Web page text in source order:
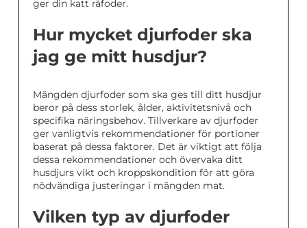
ger din katt råfoder.
Hur mycket djurfoder ska
jag ge mitt husdjur?
Mängden djurfoder som ska ges till ditt husdjur
beror på dess storlek, ålder, aktivitetsnivå och
specifika näringsbehov. Tillverkare av djurfoder
ger vanligtvis rekommendationer för portioner
baserat på dessa faktorer. Det är viktigt att följa
dessa rekommendationer och övervaka ditt
husdjurs vikt och kroppskondition för att göra
nödvändiga justeringar i mängden mat.
Vilken typ av djurfoder